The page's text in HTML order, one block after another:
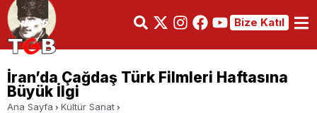
Bize Katıl
İran’da Çağdaş Türk Filmleri Haftasına
Büyük İlgi
Ana Sayfa
Kültür Sanat